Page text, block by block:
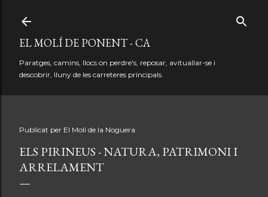
EL MOLÍ DE PONENT - CA
Paratges, camins, llocs on perdre's, reposar, avituallar-se i
descobrir, lluny de les carreteres principals.
Publicat per El Molí de la Noguera
ELS PIRINEUS - NATURA, PATRIMONI I
ARRELAMENT